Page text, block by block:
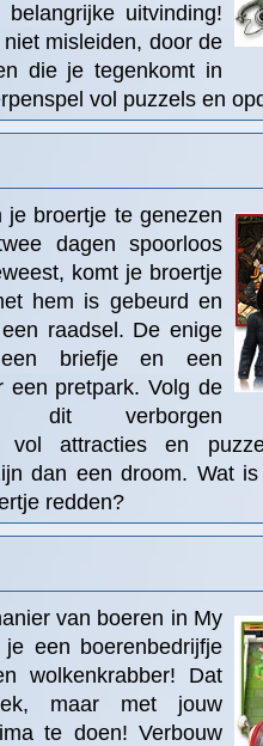
uitvinding!
misleiden, door de
die je tegenkomt in
vol puzzels en
broertje te genezen
dagen spoorloos
komt je broertje
hem is gebeurd en
raadsel. De enige
briefje en een
een pretpark. Volg de
dit verborgen
vol attracties en
dan een droom. Wat
redden?
van boeren in My
een boerenbedrijfje
wolkenkrabber! Dat
maar met jouw
te doen! Verbouw